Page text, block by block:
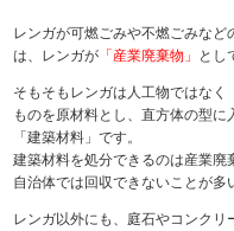
レンガが可燃ごみや不燃ごみな
は、レンガが 「産業廃棄物」 とし
そもそもレンガは人工物ではな
ものを原材料とし、直方体の型
「建築材料」です。
建築材料を処分できるのは産業廃
自治体では回収できないことが多
レンガ以外にも、庭石やコンクリ